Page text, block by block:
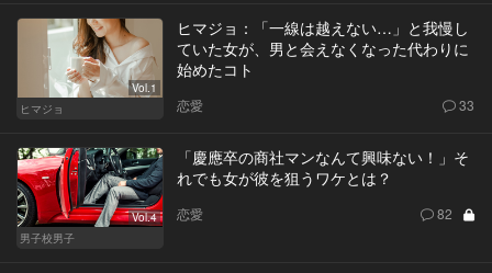
Vol.1
ヒマジョ
ヒマジョ：「一線は越えない…」と我慢し
ていた女が、男と会えなくなった代わりに
始めたコト
恋愛 33
Vol.4
男子校男子
「慶應卒の商社マンなんて興味ない！」そ
れでも女が彼を狙うワケとは？
恋愛 82